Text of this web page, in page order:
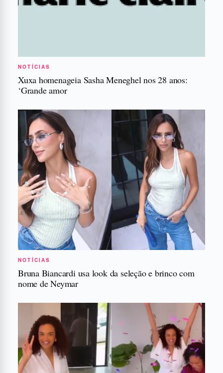
NOTÍCIAS
Xuxa homenageia Sasha Meneghel nos 28 anos:
‘Grande amor
NOTÍCIAS
Bruna Biancardi usa look da seleção e brinco com
nome de Neymar